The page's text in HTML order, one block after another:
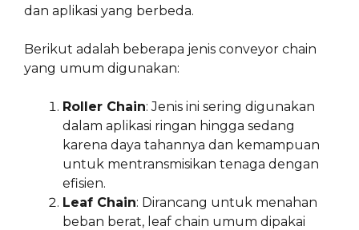
dan aplikasi yang berbeda.
Berikut adalah beberapa jenis conveyor chain
yang umum digunakan:
Roller Chain: Jenis ini sering digunakan
dalam aplikasi ringan hingga sedang
karena daya tahannya dan kemampuan
untuk mentransmisikan tenaga dengan
efisien.
Leaf Chain: Dirancang untuk menahan
beban berat, leaf chain umum dipakai